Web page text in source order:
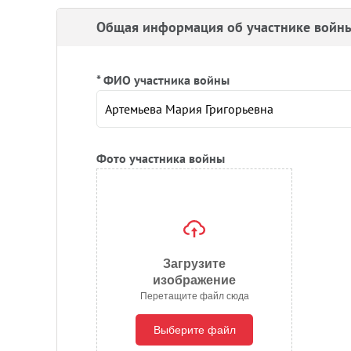
Общая информация об участнике
* ФИО участника войны
Фото участника войны
Загрузите
изображение
Перетащите файл сюда